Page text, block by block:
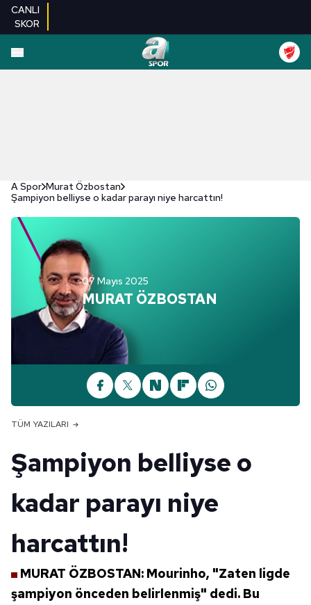
CANLI
SKOR
A Spor Murat Özbostan
Şampiyon belliyse o kadar parayı niye harcattın!
07 Mayıs 2025
MURAT ÖZBOSTAN
TÜM YAZILARI
Şampiyon belliyse o
kadar parayı niye
harcattın!
MURAT ÖZBOSTAN: Mourinho, "Zaten ligde
şampiyon önceden belirlenmiş" dedi. Bu